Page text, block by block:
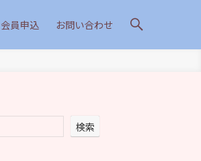
会員申込 お問い合わせ
検索